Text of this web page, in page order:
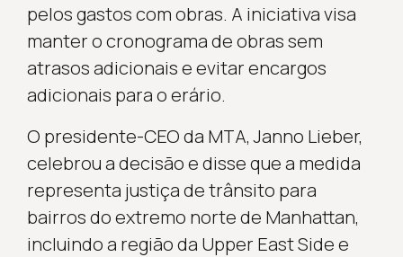
pelos gastos com obras. A iniciativa visa
manter o cronograma de obras sem
atrasos adicionais e evitar encargos
adicionais para o erário.
O presidente-CEO da MTA, Janno Lieber,
celebrou a decisão e disse que a medida
representa justiça de trânsito para
bairros do extremo norte de Manhattan,
incluindo a região da Upper East Side e